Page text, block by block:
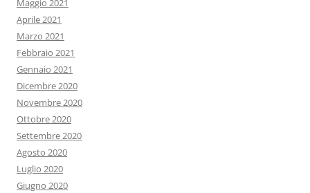
Maggio 2021
Aprile 2021
Marzo 2021
Febbraio 2021
Gennaio 2021
Dicembre 2020
Novembre 2020
Ottobre 2020
Settembre 2020
Agosto 2020
Luglio 2020
Giugno 2020